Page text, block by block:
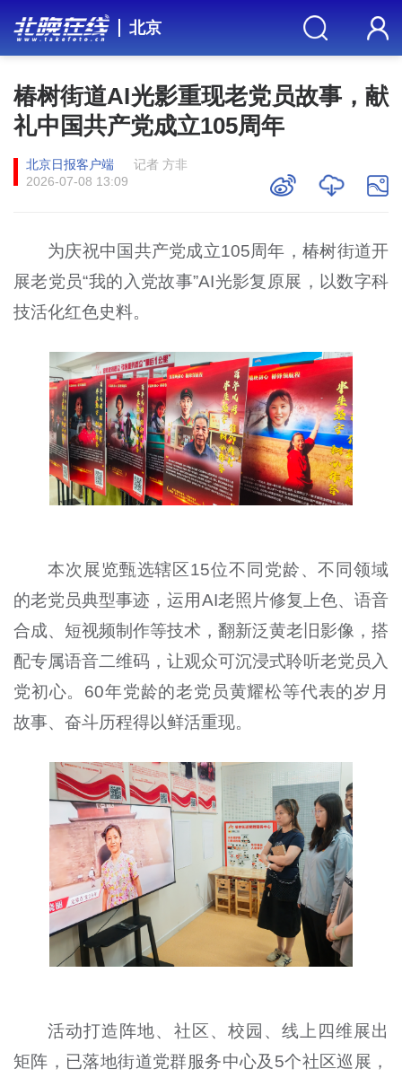
北京
椿树街道AI光影重现老党员故事，献
礼中国共产党成立105周年
北京日报客户端
记者 方非
2026-07-08 13:09
为庆祝中国共产党成立105周年，椿树街道开
展老党员“我的入党故事”AI光影复原展，以数字科
技活化红色史料。
本次展览甄选辖区15位不同党龄、不同领域
的老党员典型事迹，运用AI老照片修复上色、语音
合成、短视频制作等技术，翻新泛黄老旧影像，搭
配专属语音二维码，让观众可沉浸式聆听老党员入
党初心。60年党龄的老党员黄耀松等代表的岁月
故事、奋斗历程得以鲜活重现。
活动打造阵地、社区、校园、线上四维展出
矩阵，已落地街道党群服务中心及5个社区巡展，